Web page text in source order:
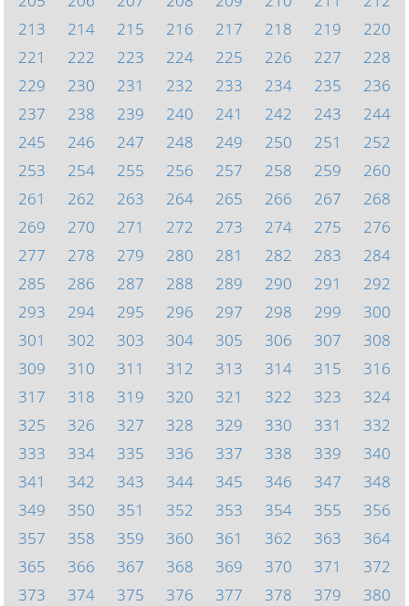
213
214 215 216 217 218 219
220
221
222 223 224 225 226 227
228
229
230 231 232 233 234 235
236
237
238 239 240 241 242 243
244
245
246 247 248 249 250 251
252
253
254 255 256 257 258 259
260
261
262 263 264 265 266 267
268
269
270 271 272 273 274 275
276
277
278 279 280 281 282 283
284
285
286 287 288 289 290 291
292
293
294 295 296 297 298 299
300
301
302 303 304 305 306 307
308
309
310 311 312 313 314 315
316
317
318 319 320 321 322 323
324
325
326 327 328 329 330 331
332
333
334 335 336 337 338 339
340
341
342 343 344 345 346 347
348
349
350 351 352 353 354 355
356
357
358 359 360 361 362 363
364
365
366 367 368 369 370 371
372
373
374 375 376 377 378 379
380